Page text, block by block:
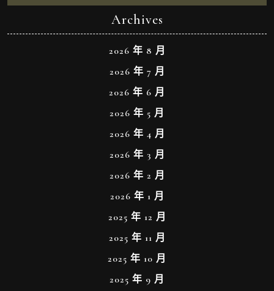
Archives
2026 年 8 月
2026 年 7 月
2026 年 6 月
2026 年 5 月
2026 年 4 月
2026 年 3 月
2026 年 2 月
2026 年 1 月
2025 年 12 月
2025 年 11 月
2025 年 10 月
2025 年 9 月